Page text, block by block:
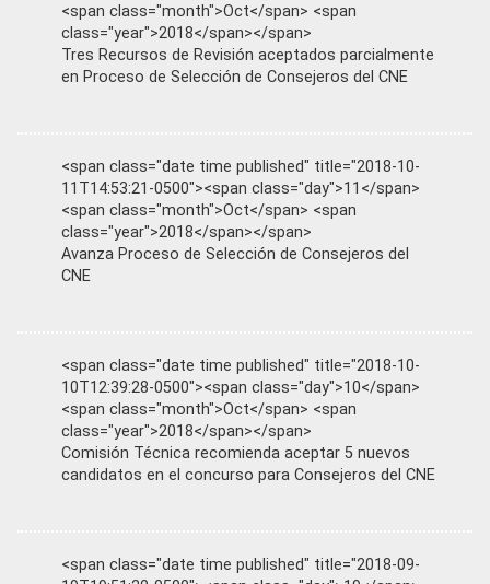
<span class="month">Oct</span> <span
class="year">2018</span></span>
Tres Recursos de Revisión aceptados parcialmente
en Proceso de Selección de Consejeros del CNE
<span class="date time published" title="2018-10-
11T14:53:21-0500"><span class="day">11</span>
<span class="month">Oct</span> <span
class="year">2018</span></span>
Avanza Proceso de Selección de Consejeros del
CNE
<span class="date time published" title="2018-10-
10T12:39:28-0500"><span class="day">10</span>
<span class="month">Oct</span> <span
class="year">2018</span></span>
Comisión Técnica recomienda aceptar 5 nuevos
candidatos en el concurso para Consejeros del CNE
<span class="date time published" title="2018-09-